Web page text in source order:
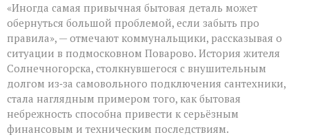
как
повод
долга:
коммунальная
история
с
серьёзным
финалом»
«Иногда самая привычная бытовая деталь может
обернуться большой проблемой, если забыть про
правила», — отмечают коммунальщики, рассказывая о
ситуации в подмосковном Поварово. История жителя
Солнечногорска, столкнувшегося с внушительным
долгом из‑за самовольного подключения сантехники,
стала наглядным примером того, как бытовая
небрежность способна привести к серьёзным
финансовым и техническим последствиям.